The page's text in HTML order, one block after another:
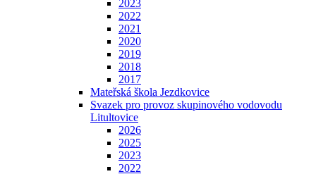
2023
2022
2021
2020
2019
2018
2017
Mateřská škola Jezdkovice
Svazek pro provoz skupinového vodovodu
Litultovice
2026
2025
2023
2022